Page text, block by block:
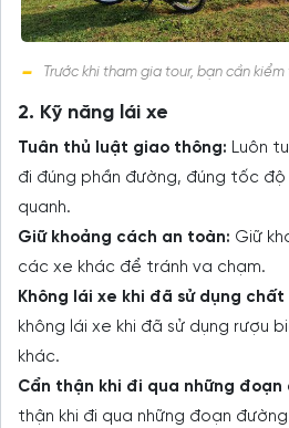
Trước khi tham gia tour, bạn cần
2. Kỹ năng lái xe
Tuân thủ luật giao thông: Luôn
đi đúng phần đường, đúng tốc độ
quanh.
Giữ khoảng cách an toàn: Giữ
các xe khác để tránh va chạm.
Không lái xe khi đã sử dụng
không lái xe khi đã sử dụng rượu
khác.
Cẩn thận khi đi qua những đoạn
thận khi đi qua những đoạn